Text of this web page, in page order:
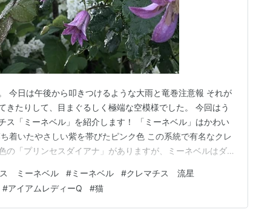
今日は午後から叩きつけるような大雨と竜巻注意報 それが
きたりして、目まぐるしく極端な空模様でした。 今回はう
ス「ミーネベル」を紹介します！ 「ミーネベル」はかわい
着いたやさしい紫を帯びたピンク色 この系統で有名なクレ
の「プリンセスダイアナ」がありますが、ミーネベルはダイ
、こんな感じ クレマチス「ミーネベル」×「マダムジュリ
があるけれど、優しい色…
ミーネベル #ミーネベル #クレマチス 流星
#アイアムレディーQ #猫